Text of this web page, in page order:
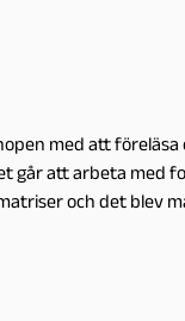
med att
går att arbeta med
och det blev